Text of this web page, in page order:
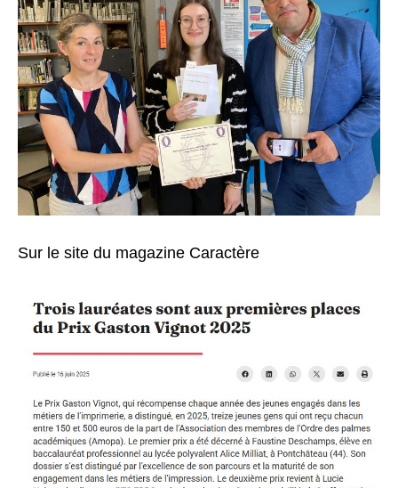
Sur le site du magazine Caractère